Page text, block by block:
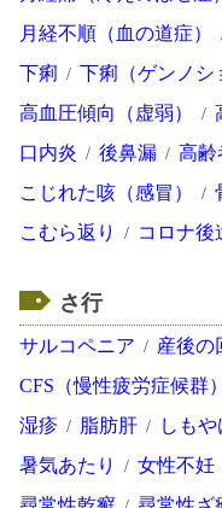
月経不順（血の道症）
下痢
下痢（ゲンノシ
高血圧傾向（虚弱）
口内炎
後鼻漏 高齢
こじれた咳（感冒）
こむら返り
コロナ後
さ行
サルコペニア 産後の
CFS（慢性疲労症候群）
湿疹
脂肪肝 しもや
暑気あたり
女性不妊